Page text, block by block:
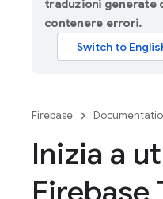
traduzioni generate
contenere errori.
Firebase
Inizia a